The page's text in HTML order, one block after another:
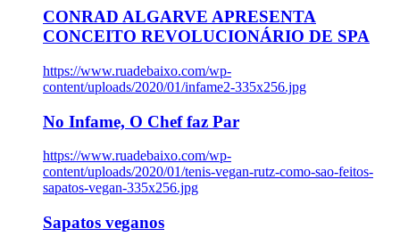
CONRAD ALGARVE APRESENTA
CONCEITO REVOLUCIONÁRIO DE SPA
https://www.ruadebaixo.com/wp-
content/uploads/2020/01/infame2-335x256.jpg
No Infame, O Chef faz Par
https://www.ruadebaixo.com/wp-
content/uploads/2020/01/tenis-vegan-rutz-como-sao-feitos-
sapatos-vegan-335x256.jpg
Sapatos veganos